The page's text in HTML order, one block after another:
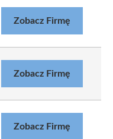
Zobacz Firmę
Zobacz Firmę
Zobacz Firmę